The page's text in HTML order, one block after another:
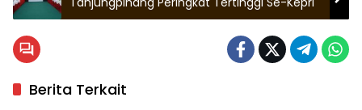
Berita Terkait